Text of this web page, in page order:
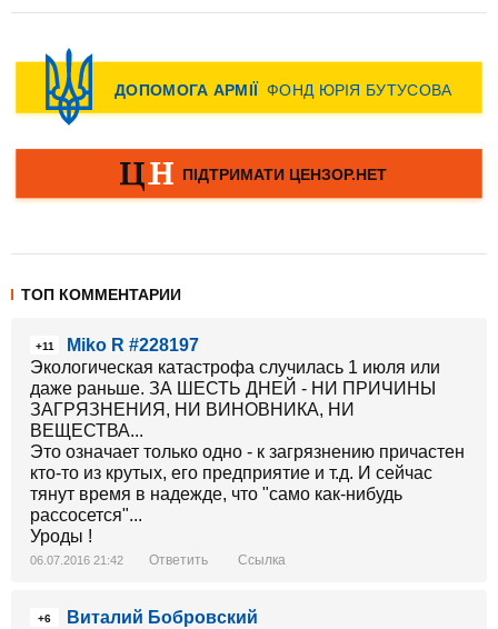
ТОП КОММЕНТАРИИ
+11
Miko R #228197
Экологическая катастрофа случилась 1 июля или
даже раньше. ЗА ШЕСТЬ ДНЕЙ - НИ ПРИЧИНЫ
ЗАГРЯЗНЕНИЯ, НИ ВИНОВНИКА, НИ
ВЕЩЕСТВА...
Это означает только одно - к загрязнению причастен
кто-то из крутых, его предприятие и т.д. И сейчас
тянут время в надежде, что "само как-нибудь
рассосется"...
Уроды !
06.07.2016 21:42 Ответить Ссылка
+6
Виталий Бобровский